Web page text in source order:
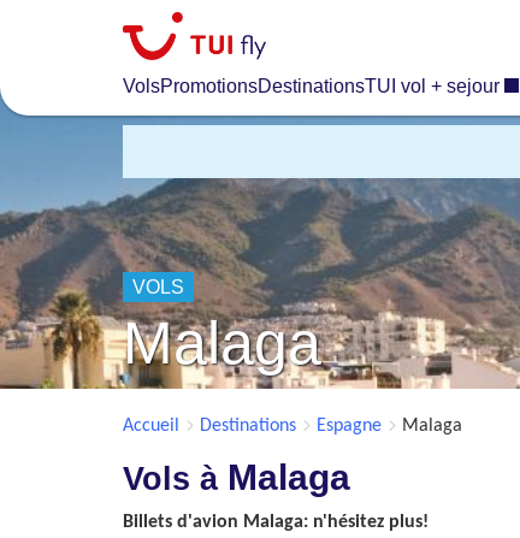
content
VolsPromotionsDestinationsTUI vol + sejour
VOLS
Malaga
Accueil Destinations Espagne Malaga
Vols à Malaga
Billets d'avion Malaga: n'hésitez plus!